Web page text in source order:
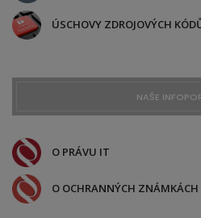
ÚSCHOVY ZDROJOVÝCH
NAŠE
O PRÁVU IT
O OCHRANNÝCH ZNÁMKÁCH